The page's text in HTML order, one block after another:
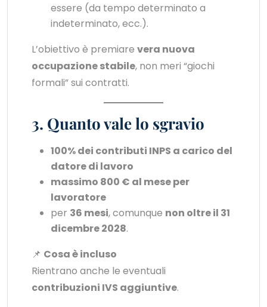
essere (da tempo determinato a
indeterminato, ecc.).
L’obiettivo è premiare vera nuova
occupazione stabile, non meri “giochi
formali” sui contratti.
3. Quanto vale lo sgravio
100% dei contributi INPS a carico del
datore di lavoro
massimo 800 € al mese per
lavoratore
per 36 mesi, comunque non oltre il 31
dicembre 2028.
📌 Cosa è incluso
Rientrano anche le eventuali
contribuzioni IVS aggiuntive.